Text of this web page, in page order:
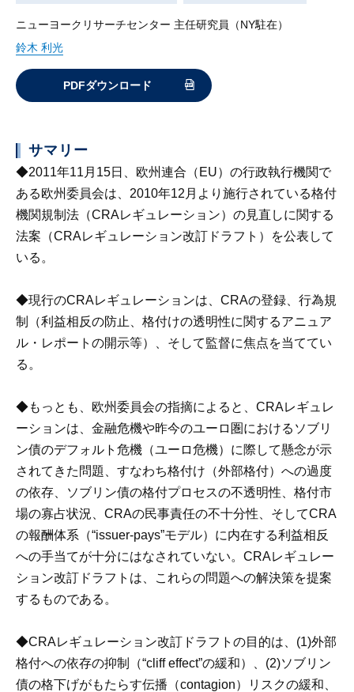
ニューヨークリサーチセンター 主任研究員（NY駐在）
鈴木 利光
PDFダウンロード
サマリー
◆2011年11月15日、欧州連合（EU）の行政執行機関で
ある欧州委員会は、2010年12月より施行されている格付
機関規制法（CRAレギュレーション）の見直しに関する
法案（CRAレギュレーション改訂ドラフト）を公表して
いる。
◆現行のCRAレギュレーションは、CRAの登録、行為規
制（利益相反の防止、格付けの透明性に関するアニュア
ル・レポートの開示等）、そして監督に焦点を当ててい
る。
◆もっとも、欧州委員会の指摘によると、CRAレギュレ
ーションは、金融危機や昨今のユーロ圏におけるソブリ
ン債のデフォルト危機（ユーロ危機）に際して懸念が示
されてきた問題、すなわち格付け（外部格付）への過度
の依存、ソブリン債の格付プロセスの不透明性、格付市
場の寡占状況、CRAの民事責任の不十分性、そしてCRA
の報酬体系（“issuer-pays”モデル）に内在する利益相反
への手当てが十分にはなされていない。CRAレギュレー
ション改訂ドラフトは、これらの問題への解決策を提案
するものである。
◆CRAレギュレーション改訂ドラフトの目的は、(1)外部
格付への依存の抑制（“cliff effect”の緩和）、(2)ソブリン
債の格下げがもたらす伝播（contagion）リスクの緩和、